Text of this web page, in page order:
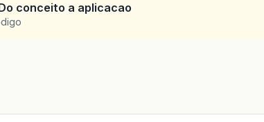
conceito a aplicacao